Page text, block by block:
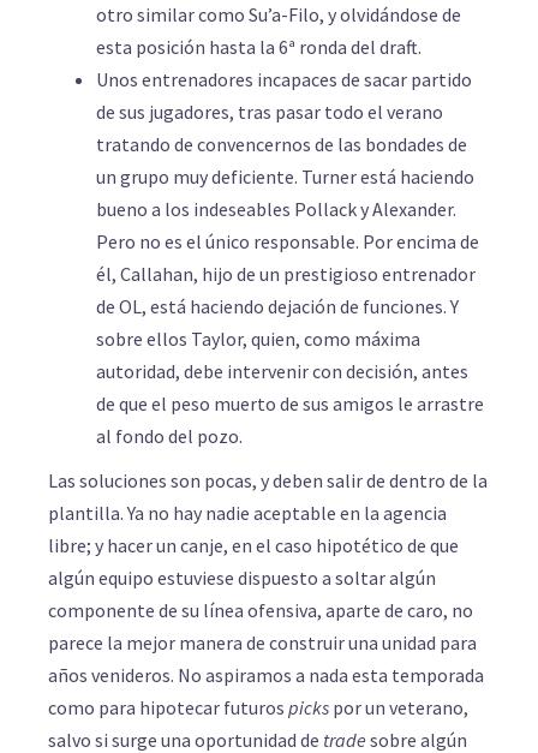
otro similar como Su’a-Filo, y olvidándose de
esta posición hasta la 6ª ronda del draft.
Unos entrenadores incapaces de sacar partido
de sus jugadores, tras pasar todo el verano
tratando de convencernos de las bondades de
un grupo muy deficiente. Turner está haciendo
bueno a los indeseables Pollack y Alexander.
Pero no es el único responsable. Por encima de
él, Callahan, hijo de un prestigioso entrenador
de OL, está haciendo dejación de funciones. Y
sobre ellos Taylor, quien, como máxima
autoridad, debe intervenir con decisión, antes
de que el peso muerto de sus amigos le arrastre
al fondo del pozo.
Las soluciones son pocas, y deben salir de dentro de la
plantilla. Ya no hay nadie aceptable en la agencia
libre; y hacer un canje, en el caso hipotético de que
algún equipo estuviese dispuesto a soltar algún
componente de su línea ofensiva, aparte de caro, no
parece la mejor manera de construir una unidad para
años venideros. No aspiramos a nada esta temporada
como para hipotecar futuros picks por un veterano,
salvo si surge una oportunidad de trade sobre algún